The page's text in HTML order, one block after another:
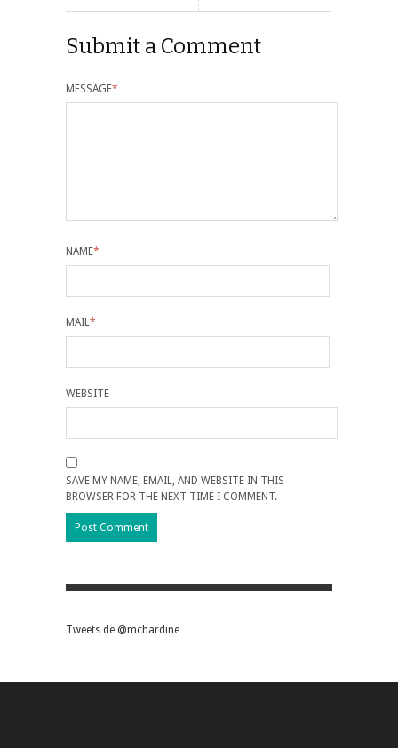
Submit a Comment
MESSAGE*
NAME*
MAIL *
WEBSITE
SAVE MY NAME, EMAIL, AND WEBSITE IN THIS
BROWSER FOR THE NEXT TIME I COMMENT.
Tweets de @mchardine